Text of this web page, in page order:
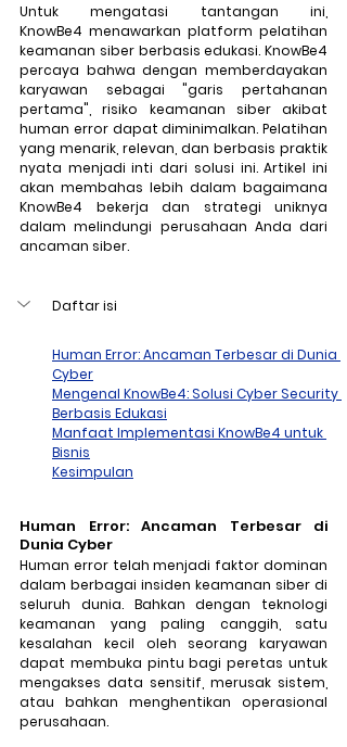
Untuk mengatasi tantangan ini,
KnowBe4 menawarkan platform pelatihan
keamanan siber berbasis edukasi. KnowBe4
percaya bahwa dengan memberdayakan
karyawan sebagai "garis pertahanan
pertama", risiko keamanan siber akibat
human error dapat diminimalkan. Pelatihan
yang menarik, relevan, dan berbasis praktik
nyata menjadi inti dari solusi ini. Artikel ini
akan membahas lebih dalam bagaimana
KnowBe4 bekerja dan strategi uniknya
dalam melindungi perusahaan Anda dari
ancaman siber.
Daftar isi
Human Error: Ancaman Terbesar di Dunia
Cyber
Mengenal KnowBe4: Solusi Cyber Security
Berbasis Edukasi
Manfaat Implementasi KnowBe4 untuk
Bisnis
Kesimpulan
Human Error: Ancaman Terbesar di
Dunia Cyber
Human error telah menjadi faktor dominan
dalam berbagai insiden keamanan siber di
seluruh dunia. Bahkan dengan teknologi
keamanan yang paling canggih, satu
kesalahan kecil oleh seorang karyawan
dapat membuka pintu bagi peretas untuk
mengakses data sensitif, merusak sistem,
atau bahkan menghentikan operasional
perusahaan.